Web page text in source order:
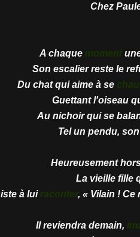
Chez
A chaque moment
Son escalier reste le
Du chat qui aime à se
Guettant l'oiseau
Au nichoir qui se
Tel un pendu,
Heureusement
La vieille fille
à lui raconter, « Vilain !
Il reviendra demain,